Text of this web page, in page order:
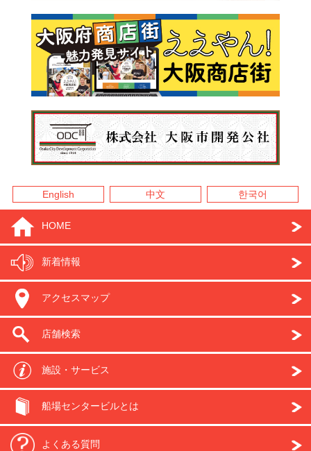
English 中文 한국어
HOME
新着情報
アクセスマップ
店舗検索
施設・サービス
船場センタービルとは
よくある質問